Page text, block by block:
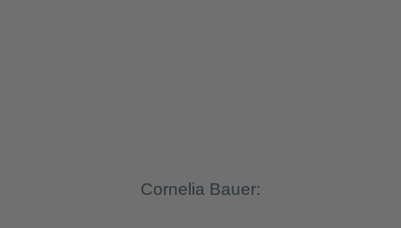
Cornelia Bauer: